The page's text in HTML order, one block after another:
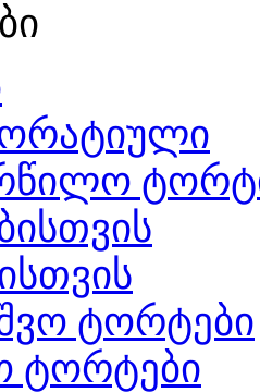
ტორტები
ტორტები